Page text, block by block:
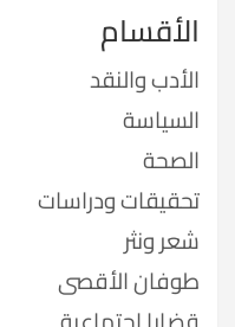
الأقسام
الأدب والنقد
السياسة
الصحة
تحقيقات ودراسات
شعر ونثر
طوفان الأقصى